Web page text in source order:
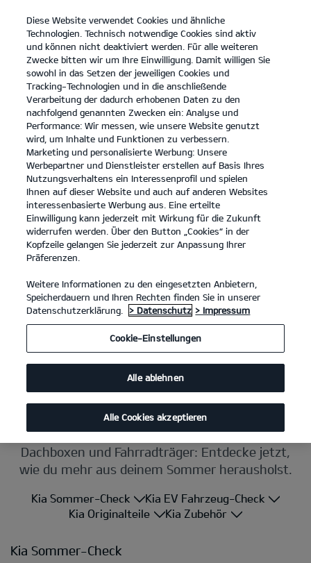
open
menu
KONTAKT
SERVICE ANGEBOTE
Diese Website verwendet Cookies und ähnliche
Technologien. Technisch notwendige Cookies sind aktiv
und können nicht deaktiviert werden. Für alle weiteren
Zwecke bitten wir um Ihre Einwilligung. Damit willigen Sie
sowohl in das Setzen der jeweiligen Cookies und
Tracking-Technologien und in die anschließende
Verarbeitung der dadurch erhobenen Daten zu den
nachfolgend genannten Zwecken ein: Analyse und
Performance: Wir messen, wie unsere Website genutzt
wird, um Inhalte und Funktionen zu verbessern.
Marketing und personalisierte Werbung: Unsere
Werbepartner und Dienstleister erstellen auf Basis Ihres
Nutzungsverhaltens ein Interessenprofil und spielen
Ihnen auf dieser Website und auch auf anderen Websites
interessenbasierte Werbung aus. Eine erteilte
Einwilligung kann jederzeit mit Wirkung für die Zukunft
widerrufen werden. Über den Button „Cookies“ in der
Kopfzeile gelangen Sie jederzeit zur Anpassung Ihrer
Präferenzen.
Weitere Informationen zu den eingesetzten Anbietern,
Speicherdauern und Ihren Rechten finden Sie in unserer
Datenschutzerklärung.
> Datenschutz > Impressum
Cookie-Einstellungen
Alle ablehnen
Alle Cookies akzeptieren